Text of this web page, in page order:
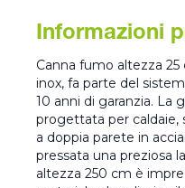
Informazioni
Canna fumo altezza
inox, fa parte del
10 anni di garanzia. La
progettata per caldaie,
a doppia parete in
pressata una preziosa
altezza 250 cm è